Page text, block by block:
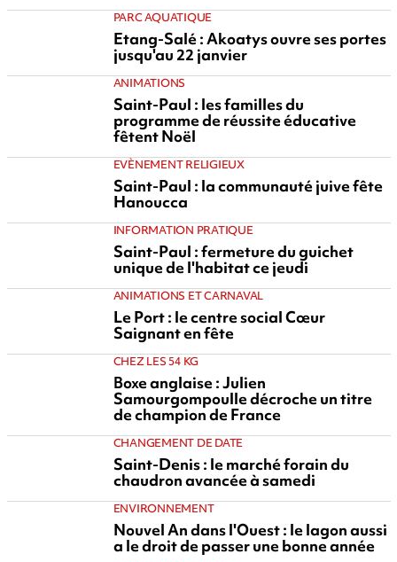
PARC AQUATIQUE
Etang-Salé : Akoatys ouvre ses portes
jusqu'au 22 janvier
ANIMATIONS
Saint-Paul : les familles du
programme de réussite éducative
fêtent Noël
EVÈNEMENT RELIGIEUX
Saint-Paul : la communauté juive fête
Hanoucca
INFORMATION PRATIQUE
Saint-Paul : fermeture du guichet
unique de l'habitat ce jeudi
ANIMATIONS ET CARNAVAL
Le Port : le centre social Cœur
Saignant en fête
CHEZ LES 54 KG
Boxe anglaise : Julien
Samourgompoulle décroche un titre
de champion de France
CHANGEMENT DE DATE
Saint-Denis : le marché forain du
chaudron avancée à samedi
ENVIRONNEMENT
Nouvel An dans l'Ouest : le lagon aussi
a le droit de passer une bonne année